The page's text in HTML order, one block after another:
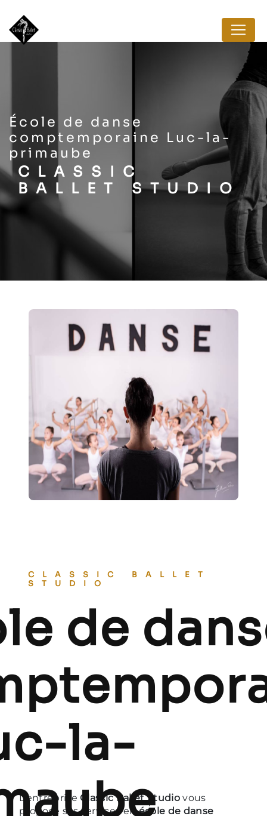
école de danse
comptemporaine Luc-la-
primaube
CLASSIC
BALLET STUDIO
CLASSIC BALLET
STUDIO
de
la-
L’entrepriseClassic Ballet Studiovous
propose ses services enécole de danse